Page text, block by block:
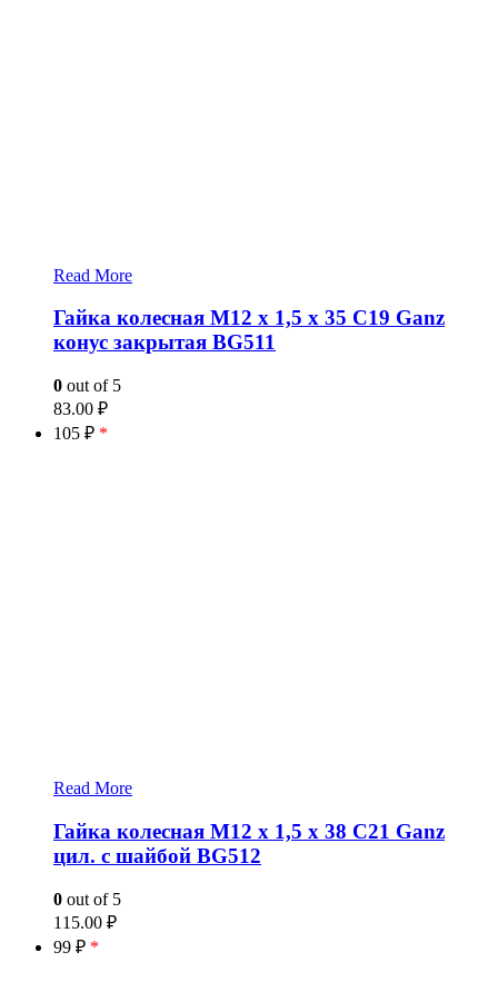
Read More
Гайка колесная М12 x 1,5 x 35 C19 Ganz
конус закрытая BG511
0 out of 5
83.00 ₽
105 ₽ *
Read More
Гайка колесная М12 x 1,5 x 38 C21 Ganz
цил. с шайбой BG512
0 out of 5
115.00 ₽
99 ₽ *